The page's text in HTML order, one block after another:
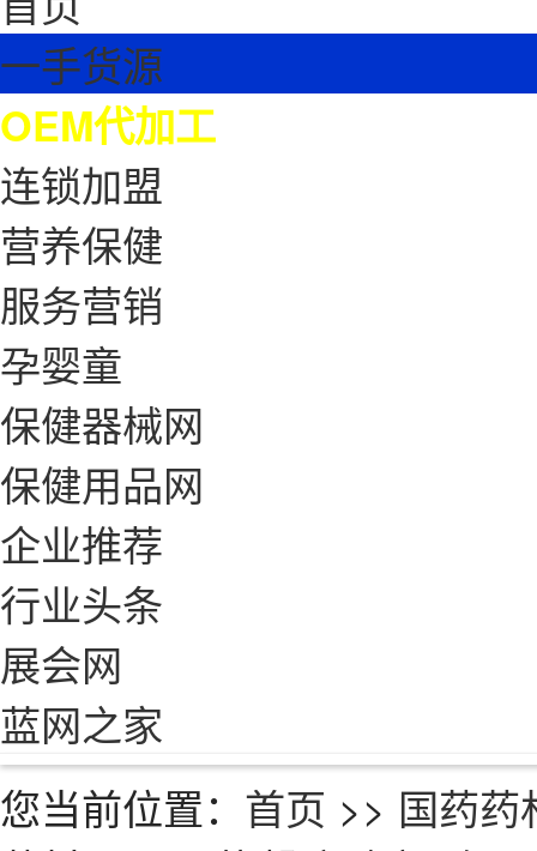
一手货源
OEM代加工
连锁加盟
营养保健
服务营销
孕婴童
保健器械网
保健用品网
企业推荐
行业头条
展会网
蓝网之家
您当前位置： 首页 >> 国药药